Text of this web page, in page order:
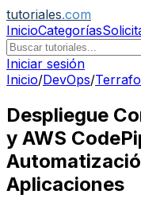
tutoriales.com
InicioCategorías
Iniciar sesión
Inicio/DevOps/
Despliegue
y AWS
Aplicaciones